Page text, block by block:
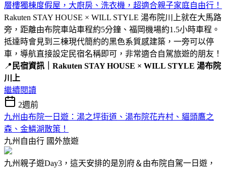
層樓獨棟度假屋，大廚房、洗衣機，超適合親子家庭自由行！
Rakuten STAY HOUSE × WILL STYLE 湯布院川上就在大馬路
旁，距離由布院車站車程約5分鐘、福岡機場約1.5小時車程。
抵達時會見到三棟現代簡約的黑色系質感建築，一旁可以停
車，導航直接設定民宿名稱即可，非常適合自駕旅遊的朋友！
📍 民宿資訊｜Rakuten STAY HOUSE × WILL STYLE 湯布院
川上
繼續閱讀
2週前
九州由布院一日遊：湯之坪街道、湯布院花卉村、貓頭鷹之
森、金鱗湖散策！
九州自由行 國外旅遊
九州親子遊Day3，這天安排的是別府＆由布院自駕一日遊，